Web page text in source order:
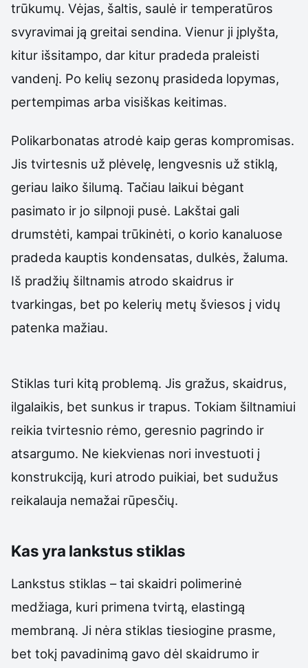
trūkumų. Vėjas, šaltis, saulė ir temperatūros
svyravimai ją greitai sendina. Vienur ji įplyšta,
kitur išsitampo, dar kitur pradeda praleisti
vandenį. Po kelių sezonų prasideda lopymas,
pertempimas arba visiškas keitimas.
Polikarbonatas atrodė kaip geras kompromisas.
Jis tvirtesnis už plėvelę, lengvesnis už stiklą,
geriau laiko šilumą. Tačiau laikui bėgant
pasimato ir jo silpnoji pusė. Lakštai gali
drumstėti, kampai trūkinėti, o korio kanaluose
pradeda kauptis kondensatas, dulkės, žaluma.
Iš pradžių šiltnamis atrodo skaidrus ir
tvarkingas, bet po kelerių metų šviesos į vidų
patenka mažiau.
Stiklas turi kitą problemą. Jis gražus, skaidrus,
ilgalaikis, bet sunkus ir trapus. Tokiam šiltnamiui
reikia tvirtesnio rėmo, geresnio pagrindo ir
atsargumo. Ne kiekvienas nori investuoti į
konstrukciją, kuri atrodo puikiai, bet sudužus
reikalauja nemažai rūpesčių.
Kas yra lankstus stiklas
Lankstus stiklas – tai skaidri polimerinė
medžiaga, kuri primena tvirtą, elastingą
membraną. Ji nėra stiklas tiesiogine prasme,
bet tokį pavadinimą gavo dėl skaidrumo ir